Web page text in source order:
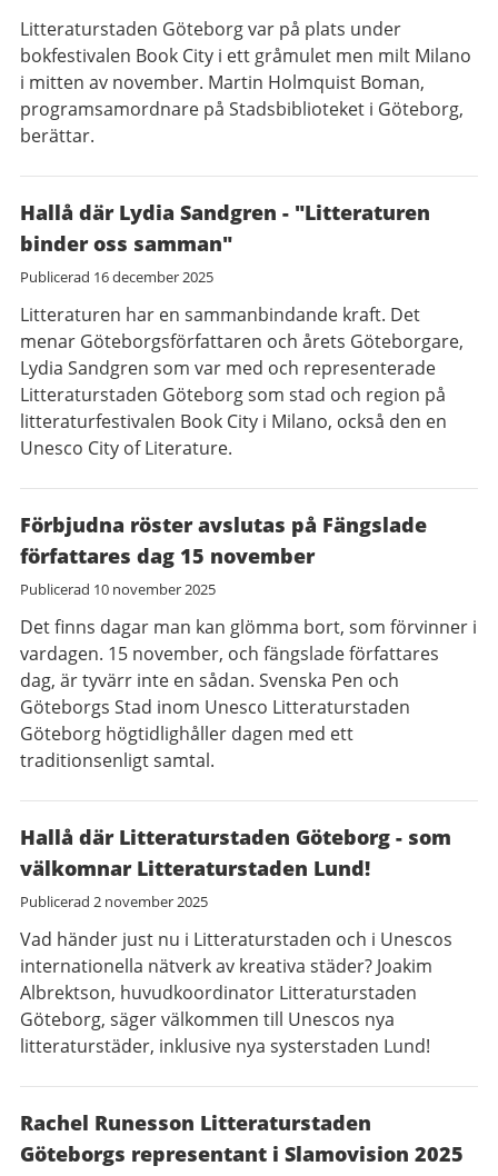
Litteraturstaden Göteborg var på plats under
bokfestivalen Book City i ett gråmulet men milt Milano
i mitten av november. Martin Holmquist Boman,
programsamordnare på Stadsbiblioteket i Göteborg,
berättar.
Hallå där Lydia Sandgren - "Litteraturen
binder oss samman"
Publicerad 16 december 2025
Litteraturen har en sammanbindande kraft. Det
menar Göteborgsförfattaren och årets Göteborgare,
Lydia Sandgren som var med och representerade
Litteraturstaden Göteborg som stad och region på
litteraturfestivalen Book City i Milano, också den en
Unesco City of Literature.
Förbjudna röster avslutas på Fängslade
författares dag 15 november
Publicerad 10 november 2025
Det finns dagar man kan glömma bort, som förvinner i
vardagen. 15 november, och fängslade författares
dag, är tyvärr inte en sådan. Svenska Pen och
Göteborgs Stad inom Unesco Litteraturstaden
Göteborg högtidlighåller dagen med ett
traditionsenligt samtal.
Hallå där Litteraturstaden Göteborg - som
välkomnar Litteraturstaden Lund!
Publicerad 2 november 2025
Vad händer just nu i Litteraturstaden och i Unescos
internationella nätverk av kreativa städer? Joakim
Albrektson, huvudkoordinator Litteraturstaden
Göteborg, säger välkommen till Unescos nya
litteraturstäder, inklusive nya systerstaden Lund!
Rachel Runesson Litteraturstaden
Göteborgs representant i Slamovision 2025